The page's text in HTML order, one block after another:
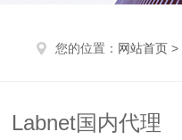
您的位置： 网站首页 >
Labnet国内代理